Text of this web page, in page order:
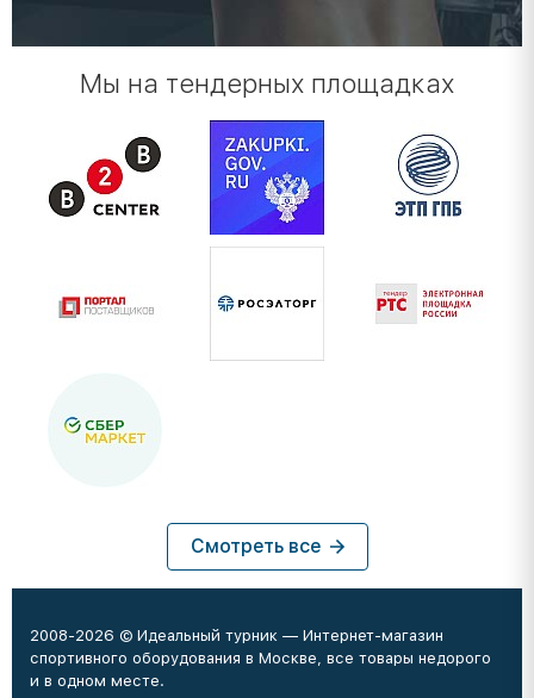
Мы на тендерных площадках
Смотреть все
2008-2026 © Идеальный турник — Интернет-магазин
спортивного оборудования в Москве, все товары недорого
и в одном месте.